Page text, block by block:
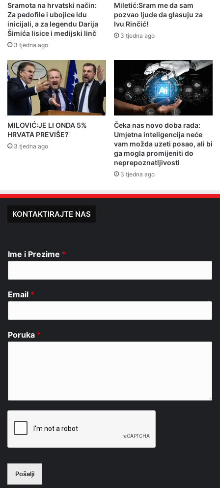
Sramota na hrvatski način:
Za pedofile i ubojice idu
inicijali, a za legendu Darija
Šimića lisice i medijski linč
3 tjedna ago
Miletić:Sram me da sam
pozvao ljude da glasuju za
Ivu Rinčić!
3 tjedna ago
MILOVIĆ:JE LI ONDA 5%
HRVATA PREVIŠE?
3 tjedna ago
Čeka nas novo doba rada:
Umjetna inteligencija neće
vam možda uzeti posao, ali bi
ga mogla promijeniti do
neprepoznatljivosti
3 tjedna ago
KONTAKTIRAJTE NAS
Ime i Prezime *
Email *
Poruka *
Pošalji